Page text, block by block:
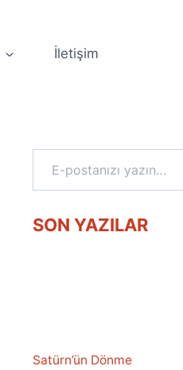
İletişim
E-postanızı yazın…
SON YAZILAR
Satürn’ün Dönme